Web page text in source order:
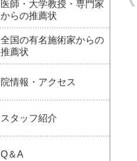
医師・大学教授・専門家
からの推薦状
全国の有名施術家からの
推薦状
院情報・アクセス
スタッフ紹介
Q＆A